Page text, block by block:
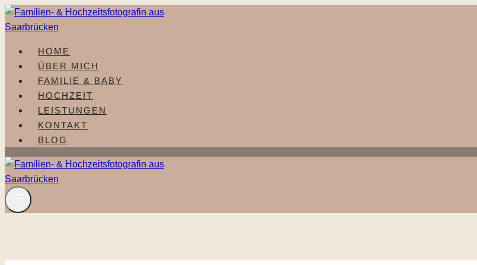
Zum
Inhalt
HOME
ÜBER MICH
FAMILIE & BABY
HOCHZEIT
LEISTUNGEN
KONTAKT
BLOG